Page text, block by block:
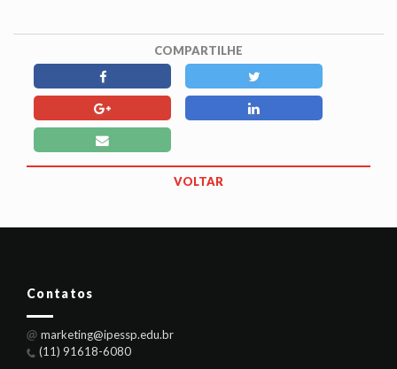
COMPARTILHE
VOLTAR
Contatos
marketing@ipessp.edu.br
(11) 91618-6080